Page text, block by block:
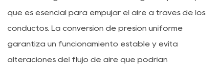
que es esencial para empujar el aire a través de los
conductos. La conversión de presión uniforme
garantiza un funcionamiento estable y evita
alteraciones del flujo de aire que podrían